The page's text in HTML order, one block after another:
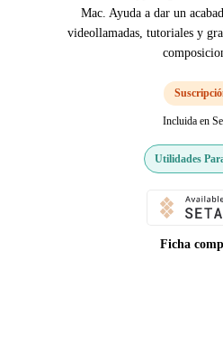
Mac. Ayuda a dar un
videollamadas, tutoriales y
Incluida en
Utilidades
Ficha